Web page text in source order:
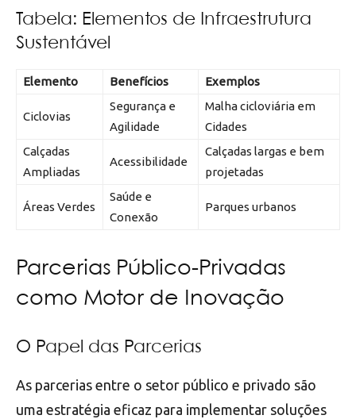
Tabela: Elementos de Infraestrutura
Sustentável
Elemento Benefícios Exemplos
Ciclovias
Segurança e
Agilidade
Malha cicloviária em
Cidades
Calçadas
Ampliadas
Acessibilidade
Calçadas largas e bem
projetadas
Áreas Verdes
Saúde e
Conexão
Parques urbanos
Parcerias Público-Privadas
como Motor de Inovação
O Papel das Parcerias
As parcerias entre o setor público e privado são
uma estratégia eficaz para implementar soluções